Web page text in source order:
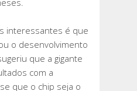
interessantes é que
o desenvolvimento
que a gigante
com a
que o chip seja o